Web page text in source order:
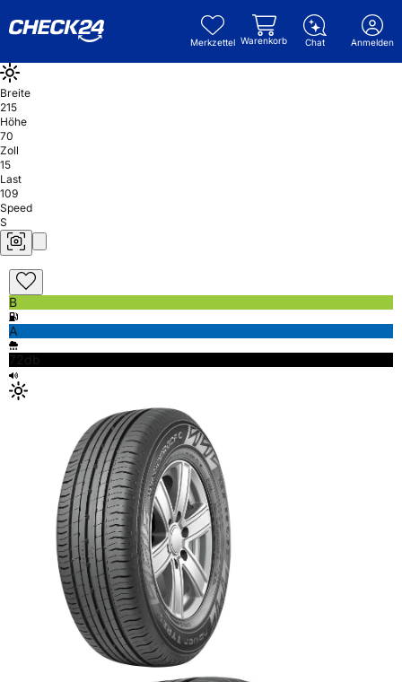
Merkzettel Warenkorb Chat Anmelden
Breite
215
Höhe
70
Zoll
15
Last
109
Speed
S
B
A
72db